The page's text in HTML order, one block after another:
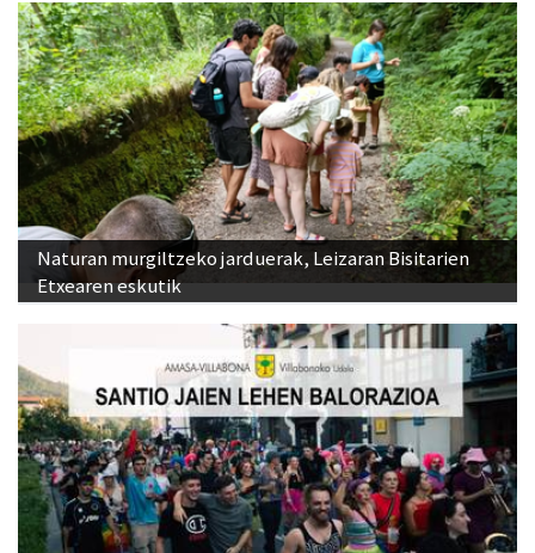
Naturan murgiltzeko jarduerak, Leizaran Bisitarien
Etxearen eskutik